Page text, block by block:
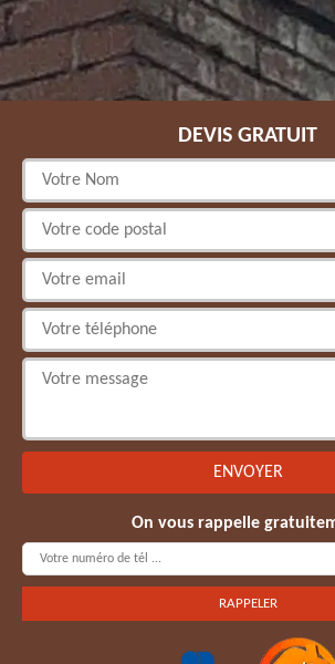
DEVIS GRATUIT
On vous rappelle